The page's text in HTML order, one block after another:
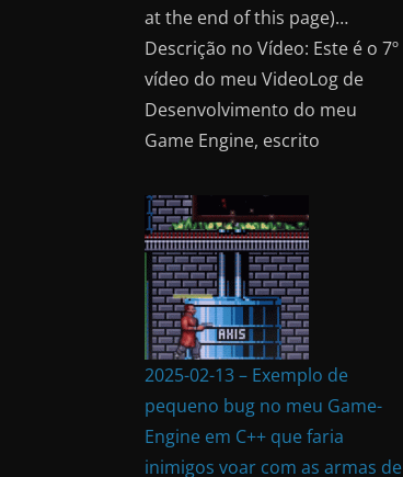
at the end of this page)…
Descrição no Vídeo: Este é o 7º
vídeo do meu VideoLog de
Desenvolvimento do meu
Game Engine, escrito
2025-02-13 – Exemplo de
pequeno bug no meu Game-
Engine em C++ que faria
inimigos voar com as armas de